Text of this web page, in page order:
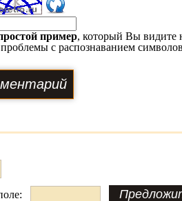
пример, который Вы видите
с распознаванием